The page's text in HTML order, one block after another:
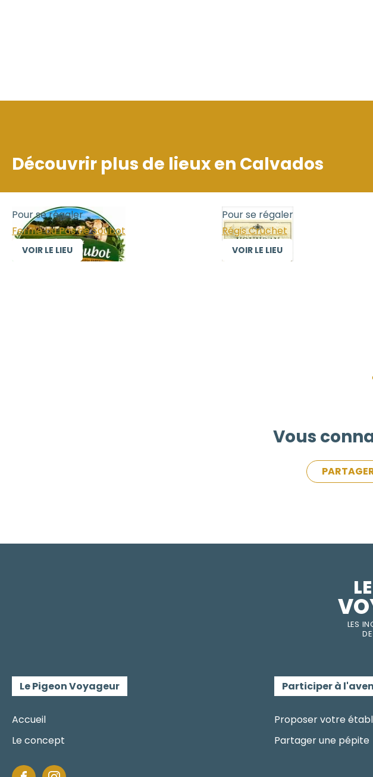
Découvrir plus de lieux en Calvados
Pour se régaler
Ferme du Pas de Soubot
VOIR LE LIEU
Pour se régaler
Régis Cruchet
VOIR LE LIEU
Vous
LES
DE
Le Pigeon Voyageur
Accueil
Le concept
Participer à
Proposer votre
Partager une pépite